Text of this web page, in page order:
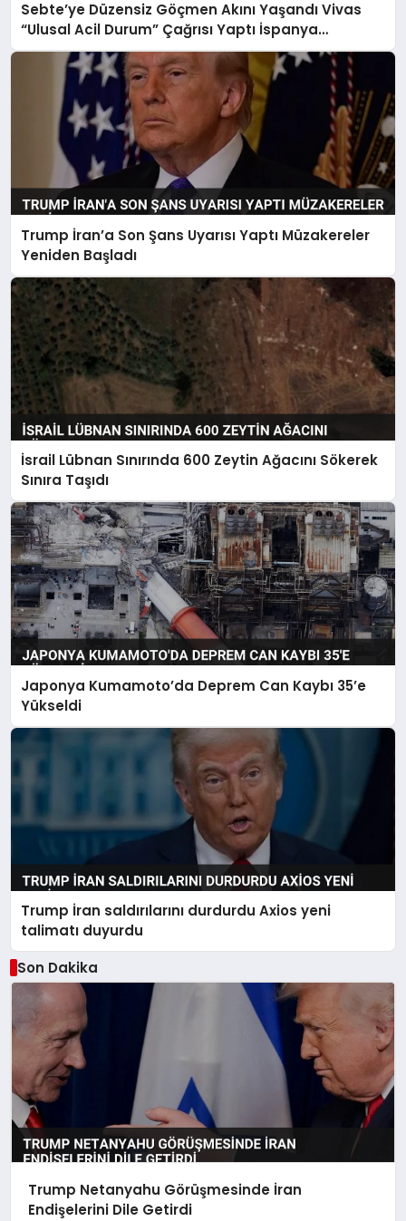
Sebte’ye Düzensiz Göçmen Akını Yaşandı Vivas
“Ulusal Acil Durum” Çağrısı Yaptı İspanya
Harekete Geçti
Trump İran’a Son Şans Uyarısı Yaptı Müzakereler
Yeniden Başladı
İsrail Lübnan Sınırında 600 Zeytin Ağacını Sökerek
Sınıra Taşıdı
Japonya Kumamoto’da Deprem Can Kaybı 35’e
Yükseldi
Trump İran saldırılarını durdurdu Axios yeni
talimatı duyurdu
Son Dakika
Trump Netanyahu Görüşmesinde İran
Endişelerini Dile Getirdi